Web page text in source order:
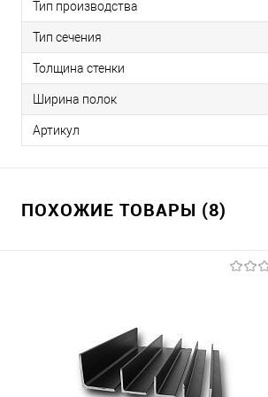
Тип производства
Тип сечения
Толщина стенки
Ширина полок
Артикул
ПОХОЖИЕ ТОВАРЫ (8)